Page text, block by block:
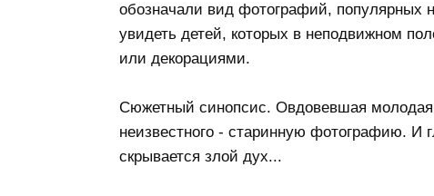
обозначали вид фотографий,
увидеть детей, которых в неподвижном
или декорациями.
Сюжетный синопсис. Овдовевшая
неизвестного - старинную фотографию. И
скрывается злой дух...